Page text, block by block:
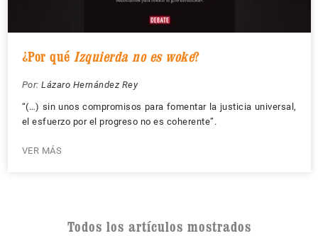
¿Por qué Izquierda no es woke?
Por: Lázaro Hernández Rey
“(…) sin unos compromisos para fomentar la justicia universal,
el esfuerzo por el progreso no es coherente”.
VER MÁS
Todos los artículos mostrados